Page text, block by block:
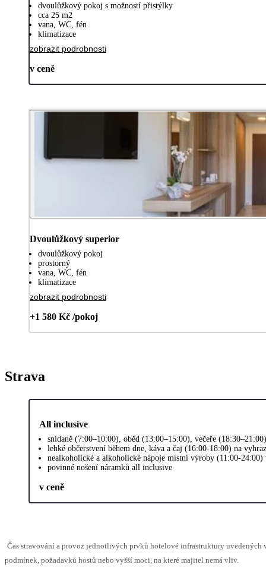
dvoulůžkový pokoj s možností přistýlky
cca 25 m2
vana, WC, fén
klimatizace
zobrazit podrobnosti
v ceně
Dvoulůžkový superior
dvoulůžkový pokoj
prostorný
vana, WC, fén
klimatizace
zobrazit podrobnosti
+1 580 Kč /pokoj
Strava
All inclusive
snídaně (7:00–10:00), oběd (13:00–15:00), večeře
lehké občerstvení během dne, káva a čaj (16:00-18:00) na
nealkoholické a alkoholické nápoje místní výroby (11:00-24:00)
povinné nošení náramků all inclusive
v ceně
Čas stravování a provoz jednotlivých prvků hotelové infrastruktury uvedených
podmínek, požadavků hostů nebo vyšší moci, na které majitel nemá vliv.